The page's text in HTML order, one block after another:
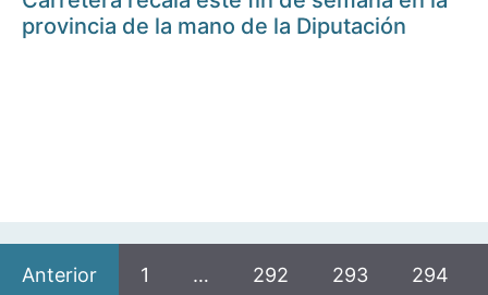
provincia de la mano de la Diputación
Anterior 1 … 292 293 294